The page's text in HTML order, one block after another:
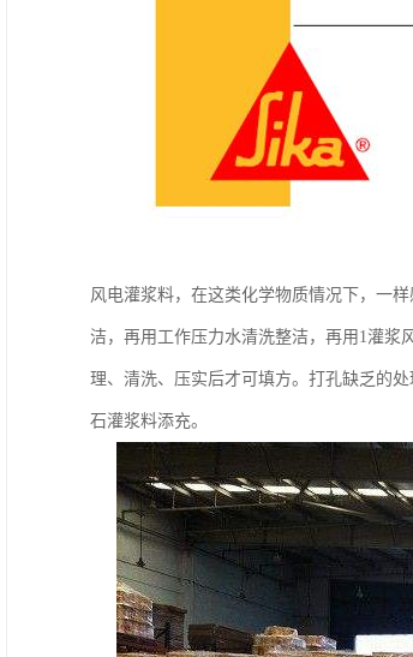
风电灌浆料，在这类化学物质情况下，一
洁，再用工作压力水清洗整洁，再用1灌浆
理、清洗、压实后才可填方。打孔缺乏的
石灌浆料添充。